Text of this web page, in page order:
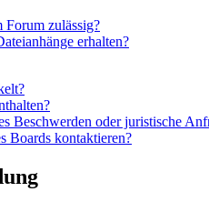
Forum zulässig?
erhalten?
Beschwerden oder juristische
Boards kontaktieren?